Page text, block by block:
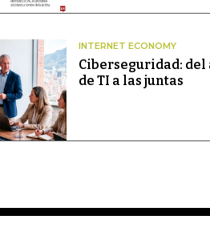
INTERNET ECONOMY
Ciberseguridad: del
de TI a las juntas